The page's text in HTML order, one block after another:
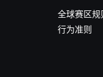
全球赛区规
行为准则